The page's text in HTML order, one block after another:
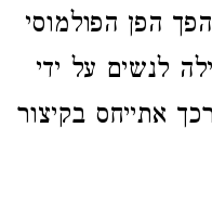
הפן הפולמוסי
לנשים על ידי
אתייחס בקיצור